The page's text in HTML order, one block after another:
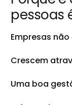
pessoas
Empresas
Crescem
Uma boa